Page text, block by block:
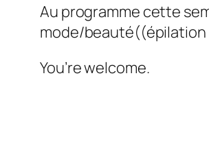
Au programme cette
mode/beauté((épilation
You’re welcome.